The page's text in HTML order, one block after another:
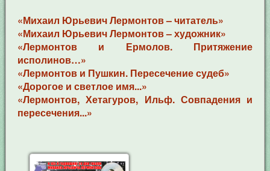
«Михаил Юрьевич Лермонтов – читатель»
«Михаил Юрьевич Лермонтов – художник»
«Лермонтов и Ермолов. Притяжение
исполинов…»
«Лермонтов и Пушкин. Пересечение судеб»
«Дорогое и светлое имя...»
«Лермонтов, Хетагуров, Ильф. Совпадения и
пересечения...»